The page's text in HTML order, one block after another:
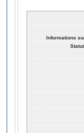
Informations